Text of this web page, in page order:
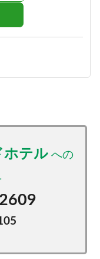
ホテル